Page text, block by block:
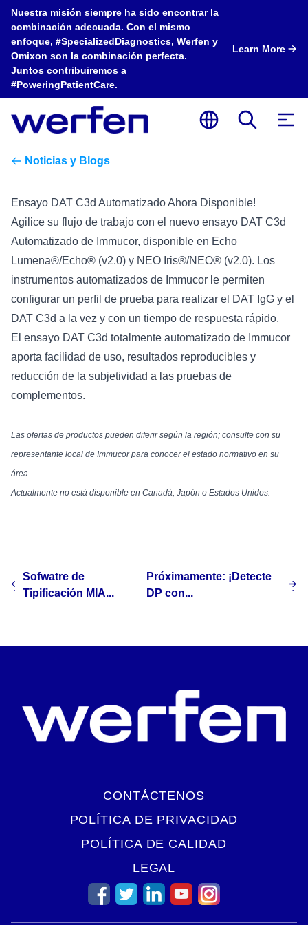
Nuestra misión siempre ha sido encontrar la
combinación adecuada. Con el mismo
enfoque, #SpecializedDiagnostics, Werfen y
Omixon son la combinación perfecta.
Juntos contribuiremos a
#PoweringPatientCare.
Learn More
Noticias y Blogs
Ensayo DAT C3d Automatizado Ahora Disponible!
Agilice su flujo de trabajo con el nuevo ensayo DAT C3d
Automatizado de Immucor, disponible en Echo
Lumena®/Echo® (v2.0) y NEO Iris®/NEO® (v2.0). Los
instrumentos automatizados de Immucor le permiten
configurar un perfil de prueba para realizar el DAT IgG y el
DAT C3d a la vez y con un tiempo de respuesta rápido.
El ensayo DAT C3d totalmente automatizado de Immucor
aporta facilidad de uso, resultados reproducibles y
reducción de la subjetividad a las pruebas de
complementos.
Las ofertas de productos pueden diferir según la región; consulte con su
representante local de Immucor para conocer el estado normativo en su
área.
Actualmente no está disponible en Canadá, Japón o Estados Unidos.
Sofwatre de
Tipificación MIA...
Próximamente: ¡Detecte
DP con...
CONTÁCTENOS
POLÍTICA DE PRIVACIDAD
POLÍTICA DE CALIDAD
LEGAL